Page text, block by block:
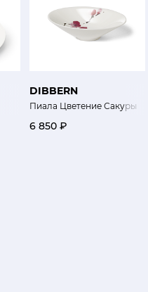
DIBBERN
Пиала Цветение Сакуры
6 850 ₽